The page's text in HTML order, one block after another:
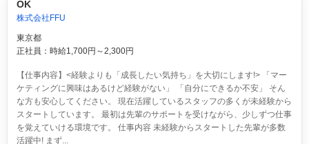
OK
株式会社FFU
東京都
正社員：時給1,700円～2,300円
【仕事内容】<経験よりも「成長したい気持ち」を大切にします!> 「マー
ケティングに興味はあるけど経験がない」 「自分にできるか不安」 そん
な方も安心してください。 現在活躍しているスタッフの多くが未経験から
スタートしています。 最初は先輩のサポートを受けながら、少しずつ仕事
を覚えていける環境です。 仕事内容 未経験からスタートした先輩が多数
活躍中! まず...